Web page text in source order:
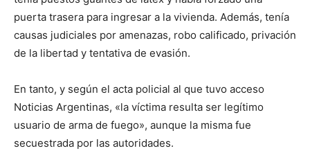
puerta trasera para ingresar a la vivienda. Además, tenía
causas judiciales por amenazas, robo calificado, privación
de la libertad y tentativa de evasión.
En tanto, y según el acta policial al que tuvo acceso
Noticias Argentinas, «la víctima resulta ser legítimo
usuario de arma de fuego», aunque la misma fue
secuestrada por las autoridades.